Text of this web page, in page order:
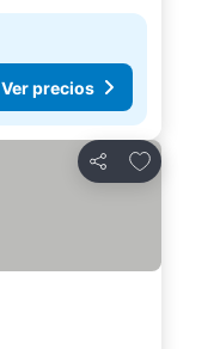
Ver precios
Compartir
Agregar a